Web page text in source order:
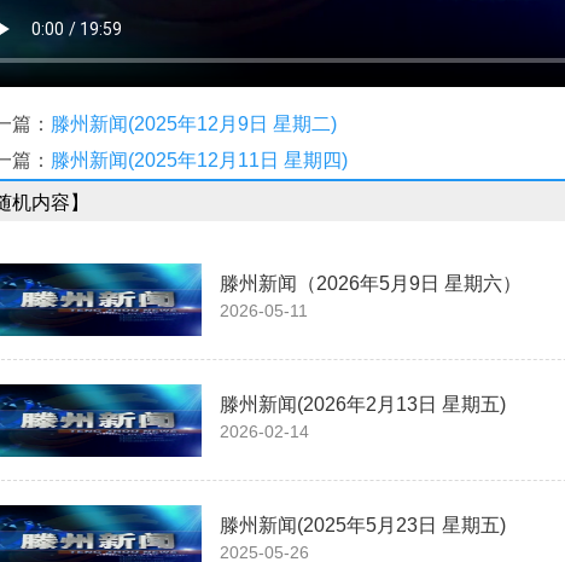
篇： 滕州新闻(2025年12月9日 星期二)
篇： 滕州新闻(2025年12月11日 星期四)
机内容】
滕州新闻（2026年5月9日 星期六）
2026-05-11
滕州新闻(2026年2月13日 星期五)
2026-02-14
滕州新闻(2025年5月23日 星期五)
2025-05-26